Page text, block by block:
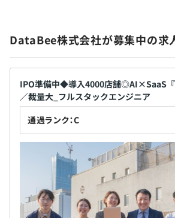
DataBee株式会社が募集中の求
IPO準備中◆導入4000店舗◎AI×SaaS『
／裁量大_フルスタックエンジニア
通過ランク：C